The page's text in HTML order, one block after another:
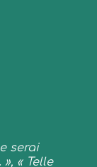
serai
« Telle